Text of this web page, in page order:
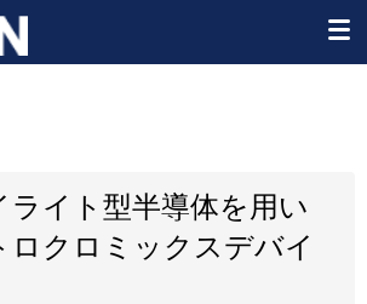
ライト型半導体を用い
ロクロミックスデバイ